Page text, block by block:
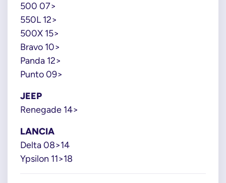
500 07>
550L 12>
500X 15>
Bravo 10>
Panda 12>
Punto 09>
JEEP
Renegade 14>
LANCIA
Delta 08>14
Ypsilon 11>18